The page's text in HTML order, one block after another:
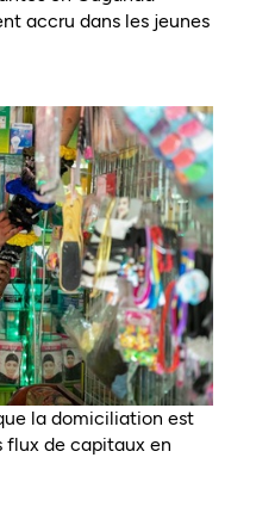
accru dans les jeunes
la domiciliation est
flux de capitaux en